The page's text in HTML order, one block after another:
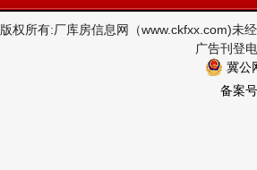
版权所有:厂库房信息网（www.ckfxx.com)未
广告刊登
冀公
备案